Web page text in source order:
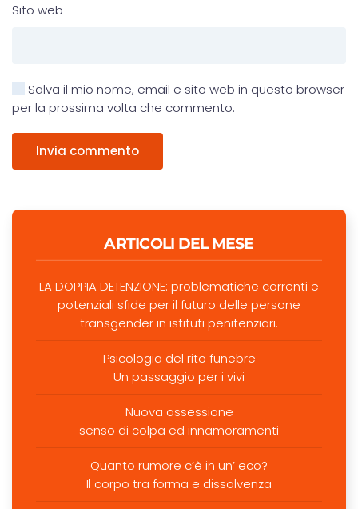
Sito web
Salva il mio nome, email e sito web in questo browser
per la prossima volta che commento.
Invia commento
ARTICOLI DEL MESE
LA DOPPIA DETENZIONE: problematiche correnti e
potenziali sfide per il futuro delle persone
transgender in istituti penitenziari.
Psicologia del rito funebre
Un passaggio per i vivi
Nuova ossessione
senso di colpa ed innamoramenti
Quanto rumore c’è in un’ eco?
Il corpo tra forma e dissolvenza